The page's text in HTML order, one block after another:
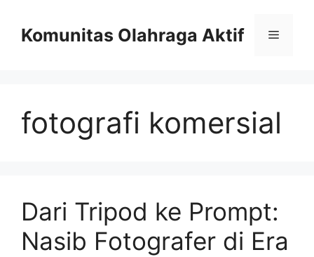
contentKomunitas Olahraga Aktif Menu
fotografi komersial
Dari Tripod ke Prompt:
Nasib Fotografer di Era